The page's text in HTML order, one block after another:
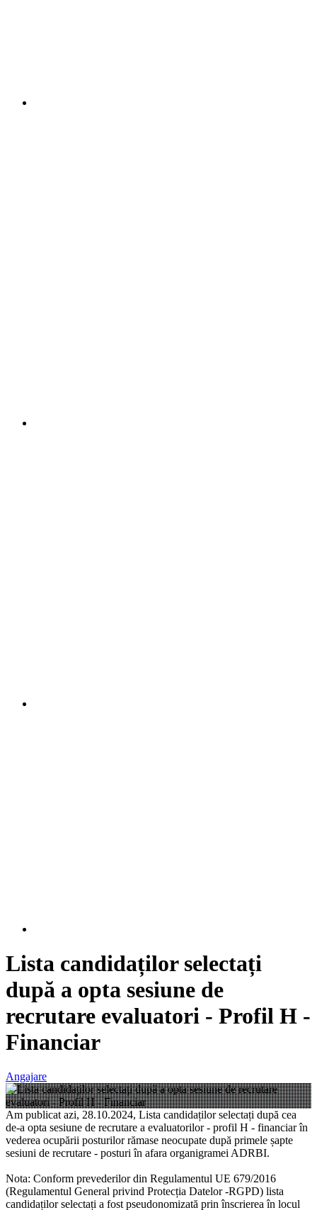
Lista candidaților selectați
după a opta sesiune de
recrutare evaluatori - Profil H -
Financiar
Angajare
Am publicat azi, 28.10.2024, Lista candidaților selectați după cea
de-a opta sesiune de recrutare a evaluatorilor - profil H - financiar în
vederea ocupării posturilor rămase neocupate după primele șapte
sesiuni de recrutare - posturi în afara organigramei ADRBI.
Nota: Conform prevederilor din Regulamentul UE 679/2016
(Regulamentul General privind Protecția Datelor -RGPD) lista
candidaților selectați a fost pseudonomizată prin înscrierea în locul